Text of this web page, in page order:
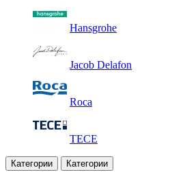
Hansgrohe
Jacob Delafon
Roca
TECE
Категории Категории